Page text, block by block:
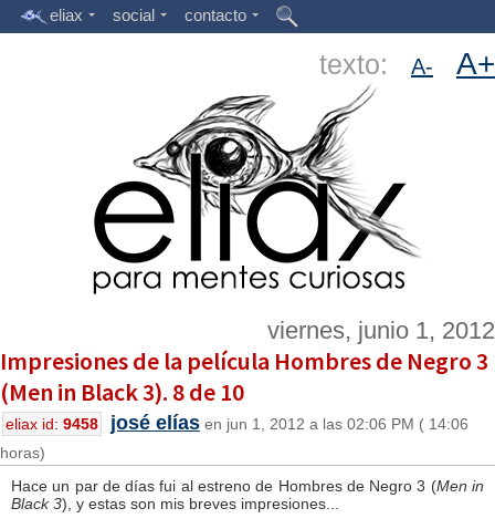
eliax social contacto
texto: A- A+
viernes, junio 1, 2012
Impresiones de la película Hombres de Negro 3
(Men in Black 3). 8 de 10
eliax id: 9458 josé elías en jun 1, 2012 a las 02:06 PM ( 14:06
horas)
Hace un par de días fui al estreno de Hombres de Negro 3 (Men in
Black 3), y estas son mis breves impresiones...